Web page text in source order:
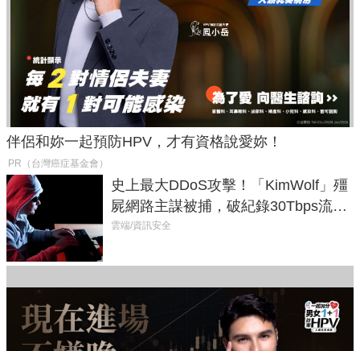
伴侶和妳一起預防HPV，才有資格說愛妳！
PR（台灣癌症基金會）
史上最大DDoS攻擊！「KimWolf」殭
屍網路主謀被捕，破紀錄30Tbps流量
癱瘓全球！
雲端/資訊安全